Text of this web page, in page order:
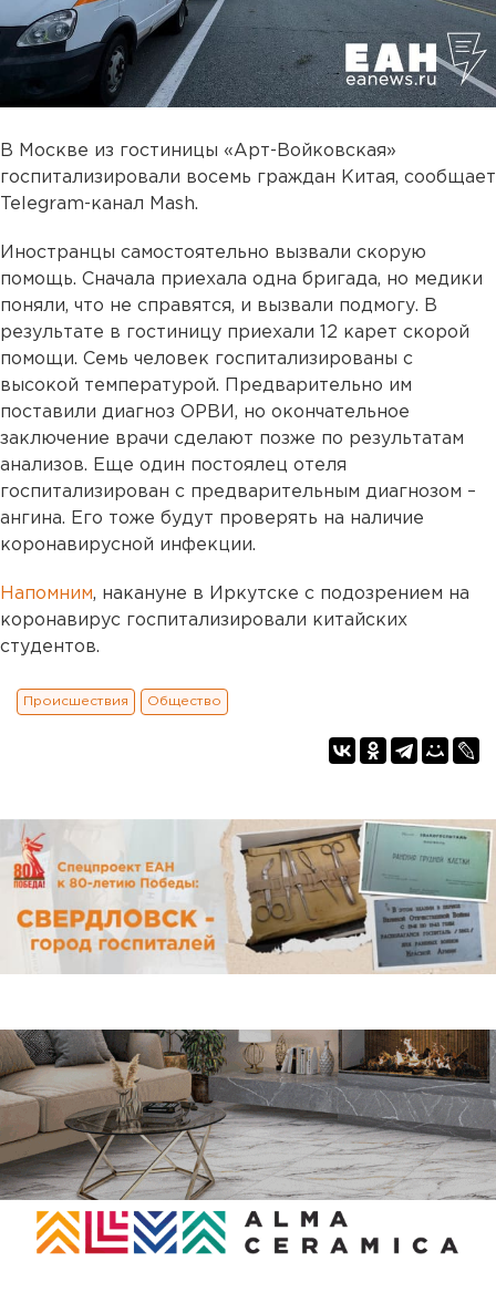
В Москве из гостиницы «Арт-Войковская»
госпитализировали восемь граждан Китая, сообщает
Telegram-канал Mash.
Иностранцы самостоятельно вызвали скорую
помощь. Сначала приехала одна бригада, но медики
поняли, что не справятся, и вызвали подмогу. В
результате в гостиницу приехали 12 карет скорой
помощи. Семь человек госпитализированы с
высокой температурой. Предварительно им
поставили диагноз ОРВИ, но окончательное
заключение врачи сделают позже по результатам
анализов. Еще один постоялец отеля
госпитализирован с предварительным диагнозом –
ангина. Его тоже будут проверять на наличие
коронавирусной инфекции.
Напомним, накануне в Иркутске с подозрением на
коронавирус госпитализировали китайских
студентов.
Происшествия Общество